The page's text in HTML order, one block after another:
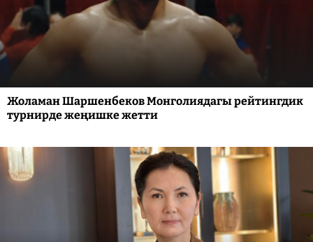
Жоламан Шаршенбеков Монголиядагы рейтингдик
турнирде жеңишке жетти